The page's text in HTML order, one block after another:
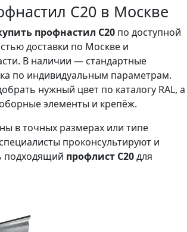
C20 в Москве
профнастил C20 по доступной
доставки по Москве и
В наличии — стандартные
по индивидуальным параметрам.
нужный цвет по каталогу RAL, а
элементы и крепёж.
в точных размерах или типе
проконсультируют и
подходящий профлист C20для